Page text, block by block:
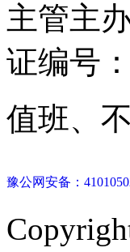
主管主
证编号
值班、
豫公网安备：